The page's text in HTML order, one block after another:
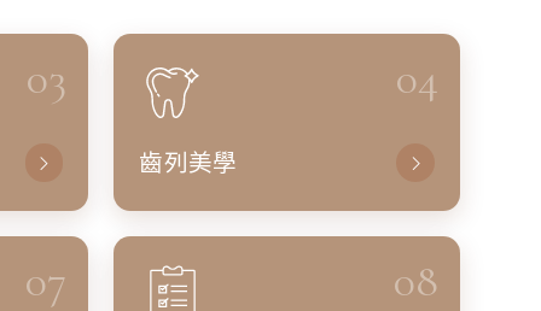
03 04
齒列美學
07 08